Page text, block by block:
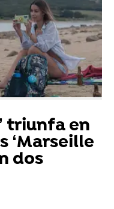
triunfa en
‘Marseille
dos